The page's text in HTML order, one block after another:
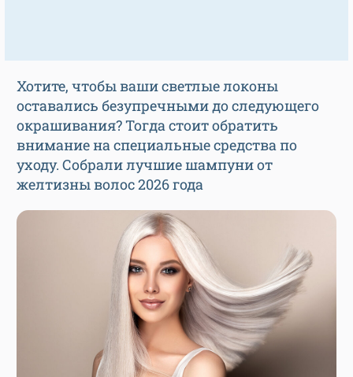
Хотите, чтобы ваши светлые локоны
оставались безупречными до следующего
окрашивания? Тогда стоит обратить
внимание на специальные средства по
уходу. Собрали лучшие шампуни от
желтизны волос 2026 года